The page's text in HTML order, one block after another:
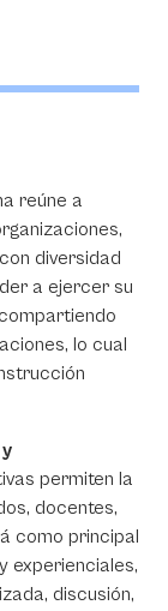
reúne a
diversidad
a ejercer su
lo cual
permiten la
docentes,
como principal
experienciales,
discusión,